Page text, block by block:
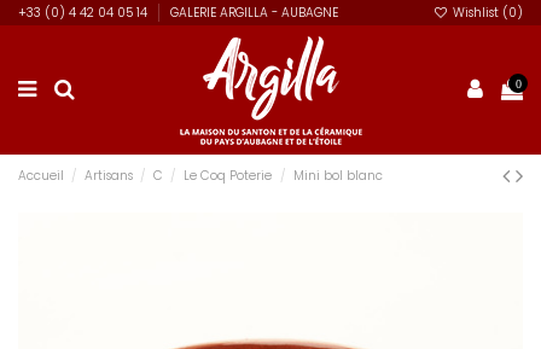
+33 (0) 4 42 04 05 14 GALERIE ARGILLA - AUBAGNE Wishlist (0)
0
Accueil Artisans C Le Coq Poterie Mini bol blanc